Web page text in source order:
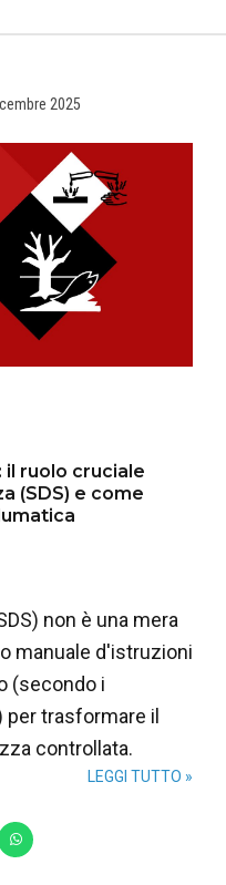
2025
il ruolo cruciale
(SDS) e come
non è una mera
manuale d'istruzioni
(secondo i
per trasformare il
controllata.
LEGGI TUTTO »